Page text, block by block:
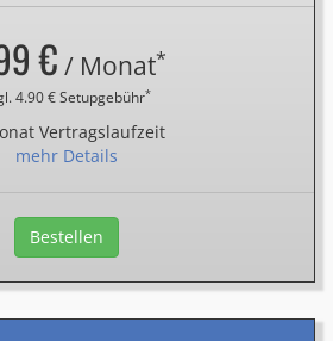
€ / Monat*
4.90 € Setupgebühr*
Vertragslaufzeit
mehr Details
Bestellen